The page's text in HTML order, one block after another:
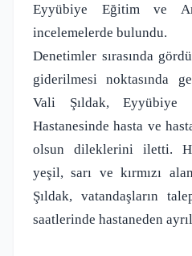
Eyyübiye Eğitim ve
incelemelerde bulundu.
Denetimler sırasında
giderilmesi noktasında
Vali Şıldak, Eyyübiye
Hastanesinde hasta ve
olsun dileklerini iletti.
yeşil, sarı ve kırmızı
Şıldak, vatandaşların
saatlerinde hastaneden